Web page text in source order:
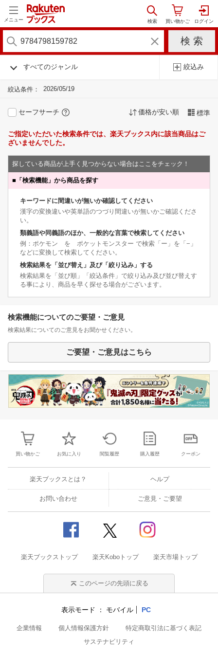
メニュー
すべてのジャンル 絞込み
絞込条件： 2026/05/19
セーフサーチ 価格が安い順 標準
ご指定いただいた検索条件では、楽天ブックス内に該当商品はご
ざいませんでした。
探している商品が上手く見つからない場合はここをチェック！
■ 「検索機能」から商品を探す
キーワードに間違いが無いか確認してください
漢字の変換違いや英単語のつづり間違いが無いかご確認くださ
い。
類義語や同義語のほか、一般的な言葉で検索してください
例：ポケモン を ポケットモンスター で検索「ー」を「−」
などに変換して検索してください。
検索結果を「並び替え」及び「絞り込み」する
検索結果を「並び順」「絞込条件」で絞り込み及び並び替えす
る事により、商品を早く探せる場合がございます。
検索機能についてのご要望・ご意見
検索結果についてのご意見をお聞かせください。
ご要望・ご意見はこちら
買い物かご お気に入り 閲覧履歴 購入履歴 クーポン
楽天ブックスとは？ ヘルプ
お問い合わせ ご意見・ご要望
楽天ブックストップ 楽天Koboトップ 楽天市場トップ
このページの先頭に戻る
表示モード モバイル PC
企業情報 個人情報保護方針
特定商取引法に基づく表記
サステナビリティ